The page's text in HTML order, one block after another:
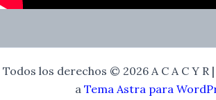
Todos los derechos © 2026 A C A C Y R
a Tema Astra para